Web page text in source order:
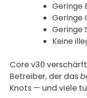
Geringe
Geringe
Geringe
Keine
Core v30
Betreiber, der das
Knots — und viele